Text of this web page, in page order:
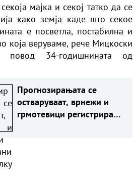
мајка и секој татко да се
како земја каде што секое
е посветла, постабилна и
која веруваме, рече Мицкоски
повод 34-годишнината од
Прогнозирањата се
остваруваат, врнежи и
грмотевици регистрирани